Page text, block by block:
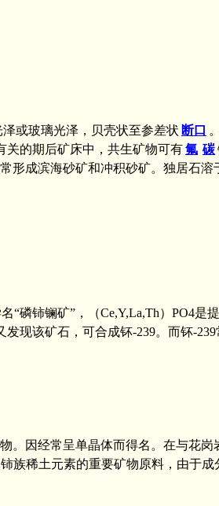
或玻璃光泽，贝壳状至参差状 断口
关的期后矿床中，共生矿物可有氟 碳
形成滨海砂矿和冲积砂矿。独居石溶
磷铈镧矿”，（Ce,Y,La,Th）PO4是
现该矿石，可合成钚-239。而钚-
。因经常呈单晶体而得名。在与花
族稀土元素的重要矿物原料，由于